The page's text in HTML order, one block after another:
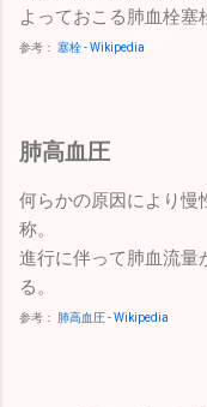
よっておこる肺血栓塞
参考： 塞栓 - Wikipedia
肺高血圧
何らかの原因により慢
称。
進行に伴って肺血流量
る。
参考： 肺高血圧 - Wikipedia